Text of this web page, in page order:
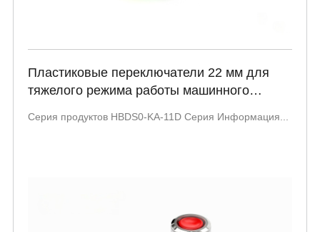
Пластиковые переключатели 22 мм для
тяжелого режима работы машинного
Серия продуктов HBDS0-KA-11D Серия Информация...